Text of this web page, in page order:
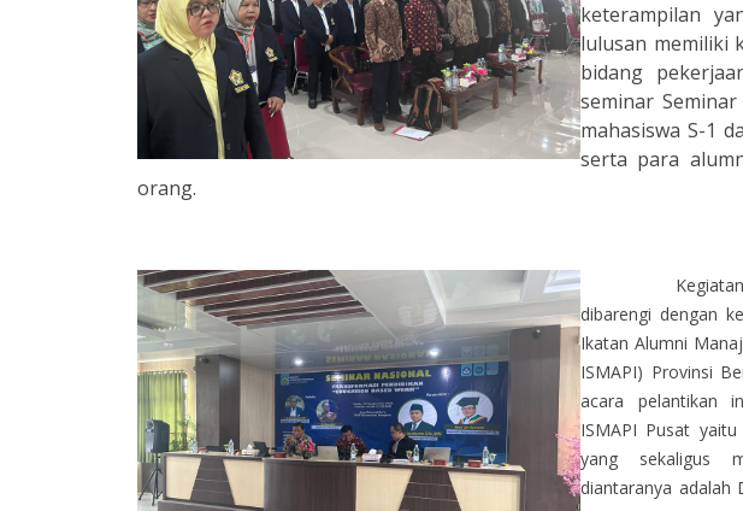
keterampilan
lulusan memiliki
bidang
seminar
mahasiswa S-1
serta para
orang.
Kegiatan
dibarengi dengan
Ikatan Alumni
ISMAPI) Provinsi
acara pelantikan
ISMAPI Pusat
yang sekaligus
diantaranya adalah